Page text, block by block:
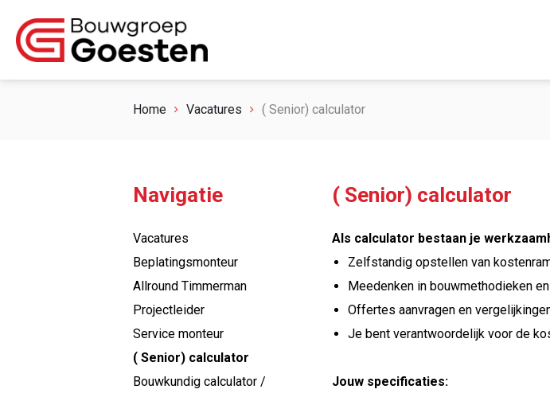
Home Vacatures ( Senior) calculator
Navigatie
Vacatures
Beplatingsmonteur
Allround Timmerman
Projectleider
Service monteur
( Senior) calculator
Bouwkundig calculator /
( Senior) calculator
Als calculator bestaan je
Zelfstandig opstellen van
Meedenken in bouwmethodieken
Offertes aanvragen en
Je bent verantwoordelijk voor de
Jouw specificaties: